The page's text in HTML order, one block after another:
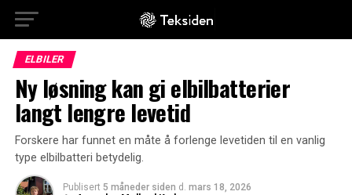
ELBILER
Ny løsning kan gi elbilbatterier
langt lengre levetid
Forskere har funnet en måte å forlenge levetiden til en vanlig
type elbilbatteri betydelig.
Publisert 5 måneder siden d. mars 18, 2026